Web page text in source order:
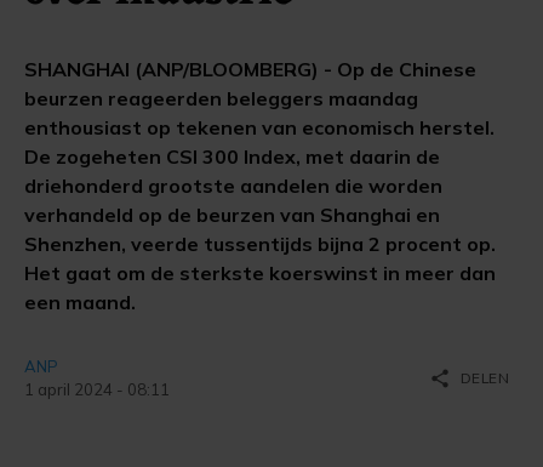
SHANGHAI (ANP/BLOOMBERG) - Op de Chinese
beurzen reageerden beleggers maandag
enthousiast op tekenen van economisch herstel.
De zogeheten CSI 300 Index, met daarin de
driehonderd grootste aandelen die worden
verhandeld op de beurzen van Shanghai en
Shenzhen, veerde tussentijds bijna 2 procent op.
Het gaat om de sterkste koerswinst in meer dan
een maand.
ANP
1 april 2024 - 08:11
share DELEN